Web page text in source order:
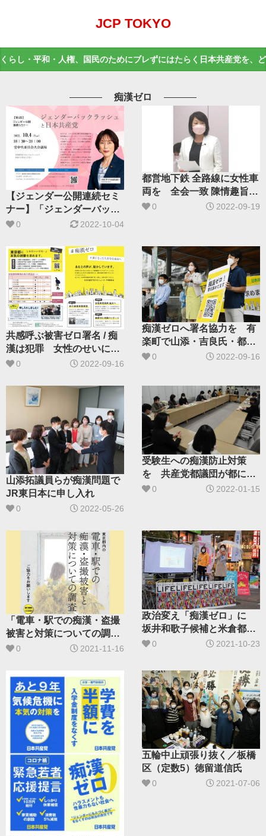
JCP TOKYO
くらし・平和・人権、国民のためにブレずにはたらく日本共産党を、
痴漢ゼロ
【ジェンダー公開連続セミ
ナー】「ジェンダーバック
ラッシュと日本共産党」開
0 2022-10-04
都営地下鉄 全路線に女性車
両を 全会一致 陳情趣旨採
択0 2022-09-19
共感呼ぶ被害ゼロ署名 / 痴
漢は犯罪 女性のせいにす
るな
0 2022-09-16
痴漢ゼロへ署名協力を 有
楽町で山添・吉良氏・都議
ら訴え
0 2022-09-16
山添拓議員らが痴漢問題で
JR東日本に申し入れ
0 2022-05-26
受験生への痴漢防止対策
を 共産党都議団が都に申
し入れ
0 2022-01-15
「電車・駅での痴漢・盗撮
被害と対策についての調
査」にご協力ください
0 2021-11-16
政治変え「痴漢ゼロ」に
坂井和歌子候補と米倉都議
が訴え
0 2021-10-23
五輪中止頑張り抜く／板橋
区（定数5）徳留道信氏
0 2021-07-06